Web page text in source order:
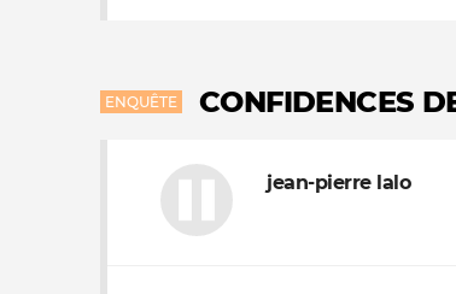
ENQUÊTE CONFIDENCES
jean-pierre lalo